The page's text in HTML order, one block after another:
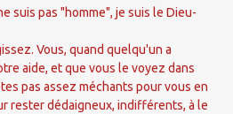
suis pas "homme", je suis le Dieu-
Vous, quand quelqu'un a
aide, et que vous le voyez dans
pas assez méchants pour vous en
rester dédaigneux, indifférents, à le